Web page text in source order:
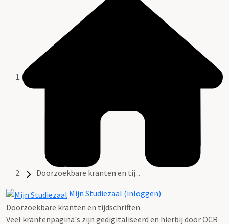
Doorzoekbare kranten en tij...
Mijn Studiezaal (inloggen)
Doorzoekbare kranten en tijdschriften
Veel krantenpagina's zijn gedigitaliseerd en hierbij door OCR